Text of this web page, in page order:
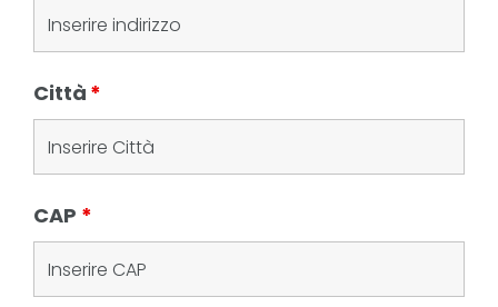
Città *
CAP *